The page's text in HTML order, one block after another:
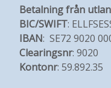
Betalning från
BIC/SWIFT:
IBAN: SE72 9020
Clearingsnr: 9020
Kontonr: 59.892.35